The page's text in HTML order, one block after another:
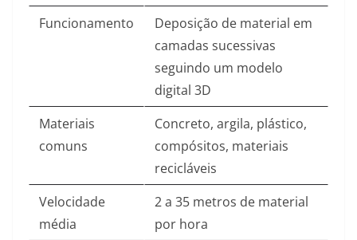
Funcionamento
Deposição de material em
camadas sucessivas
seguindo um modelo
digital 3D
Materiais
comuns
Concreto, argila, plástico,
compósitos, materiais
recicláveis
Velocidade
média
2 a 35 metros de material
por hora